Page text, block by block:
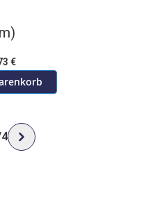
€
4